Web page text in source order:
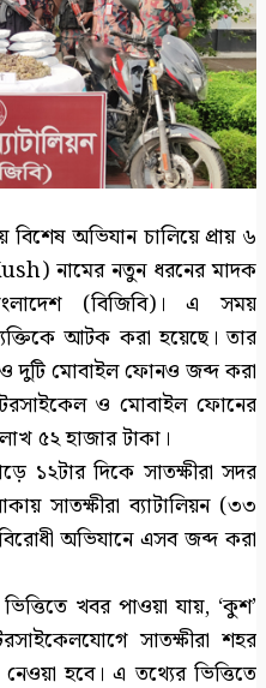
বিশেষ অভিযান চালিয়ে প্রায় ৬
নামের নতুন ধরনের মাদক
(বিজিবি)। এ সময়
আটক করা হয়েছে। তার
দুটি মোবাইল ফোনও জব্দ করা
ও মোবাইল ফোনের
৫২ হাজার টাকা।
১২টার দিকে সাতক্ষীরা সদর
সাতক্ষীরা ব্যাটালিয়ন (৩৩
অভিযানে এসব জব্দ করা
খবর পাওয়া যায়, ‘কুশ’
সাতক্ষীরা শহর
হবে। এ তথ্যের ভিত্তিতে